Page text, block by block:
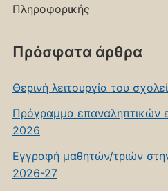
Πληροφορικής
Πρόσφατα άρθρα
Θερινή λειτουργία του
Πρόγραμμα επαναληπτικών
2026
Εγγραφή μαθητών/τριών
2026-27